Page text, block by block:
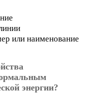
или наименование
энергии?